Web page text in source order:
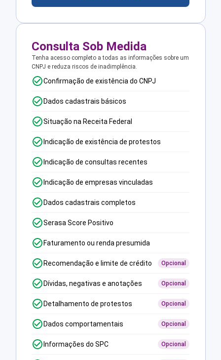
Consulta Sob Medida
Tenha acesso completo a todas as informações sobre um
CNPJ e reduza riscos de inadimplência.
Confirmação de existência do CNPJ
Dados cadastrais básicos
Situação na Receita Federal
Indicação de existência de protestos
Indicação de consultas recentes
Indicação de empresas vinculadas
Dados cadastrais completos
Serasa Score Positivo
Faturamento ou renda presumida
Recomendação e limite de crédito Opcional
Dívidas, negativas e anotações Opcional
Detalhamento de protestos Opcional
Dados comportamentais Opcional
Informações do SPC Opcional